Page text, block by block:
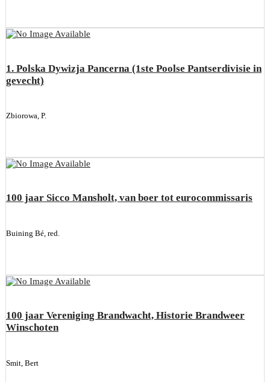
1. Polska Dywizja Pancerna (1ste Poolse Pantserdivisie in
gevecht)
Zbiorowa, P.
100 jaar Sicco Mansholt, van boer tot eurocommissaris
Buining Bé, red.
100 jaar Vereniging Brandwacht, Historie Brandweer
Winschoten
Smit, Bert